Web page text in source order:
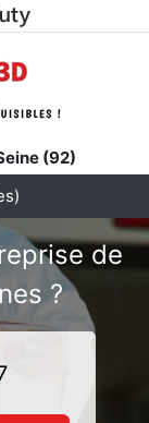
(92)
de
?